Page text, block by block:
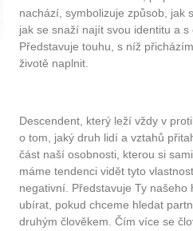
nachází, symbolizuje způsob, jak
jak se snaží najít svou identitu a
Představuje touhu, s níž
životě naplnit.
Descendent, který leží vždy v
o tom, jaký druh lidí a vztahů
část naší osobnosti, kterou si
máme tendenci vidět tyto
negativní. Představuje Ty
ubírat, pokud chceme hledat
druhým člověkem. Čím více se